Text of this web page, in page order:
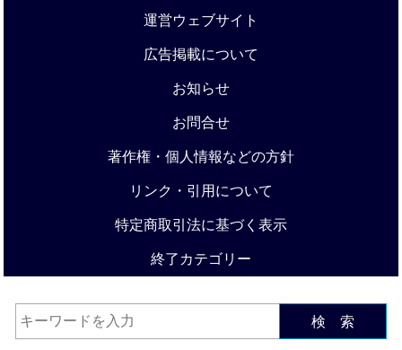
運営ウェブサイト
広告掲載について
お知らせ
お問合せ
著作権・個人情報などの方針
リンク・引用について
特定商取引法に基づく表示
終了カテゴリー
検 索